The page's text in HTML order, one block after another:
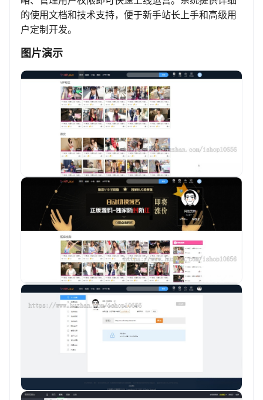
的使用文档和技术支持，便于新手站长上手和高级用
户定制开发。
图片演示